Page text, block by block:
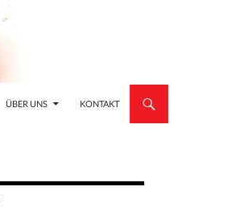
ÜBER UNS KONTAKT